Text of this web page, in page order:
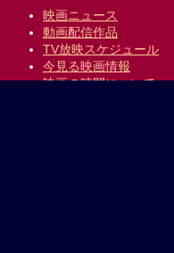
映画ニュース
動画配信作品
TV放映スケジュール
今見る映画情報
映画の時間について